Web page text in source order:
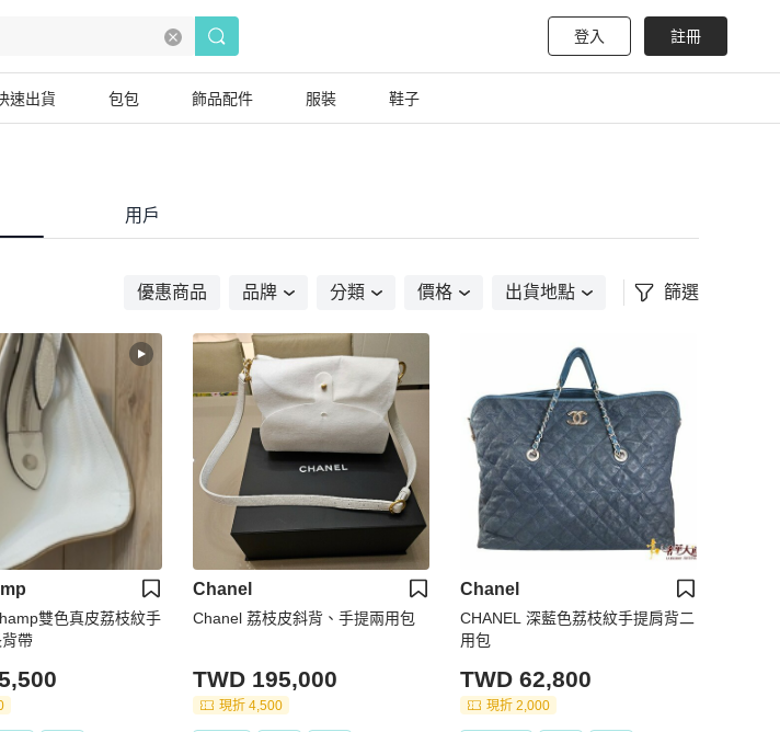
登入 註冊
速出貨 包包 飾品配件 服裝 鞋子
用戶
優惠商品 品牌 分類 價格 出貨地點 篩選
雙色真皮荔枝紋手
帶
Chanel
Chanel 荔枝皮斜背、手提兩用包
TWD 195,000
現折 4,500
Chanel
CHANEL 深藍色荔枝紋手提肩背二
用包
TWD 62,800
現折 2,000